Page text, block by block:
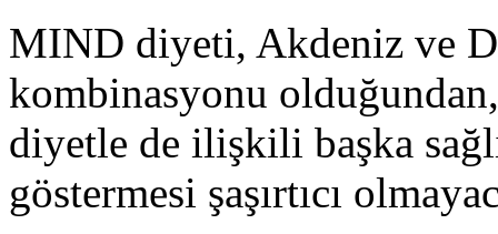
MIND diyeti, Akdeniz ve
kombinasyonu
diyetle de ilişkili başka
göstermesi şaşırtıcı